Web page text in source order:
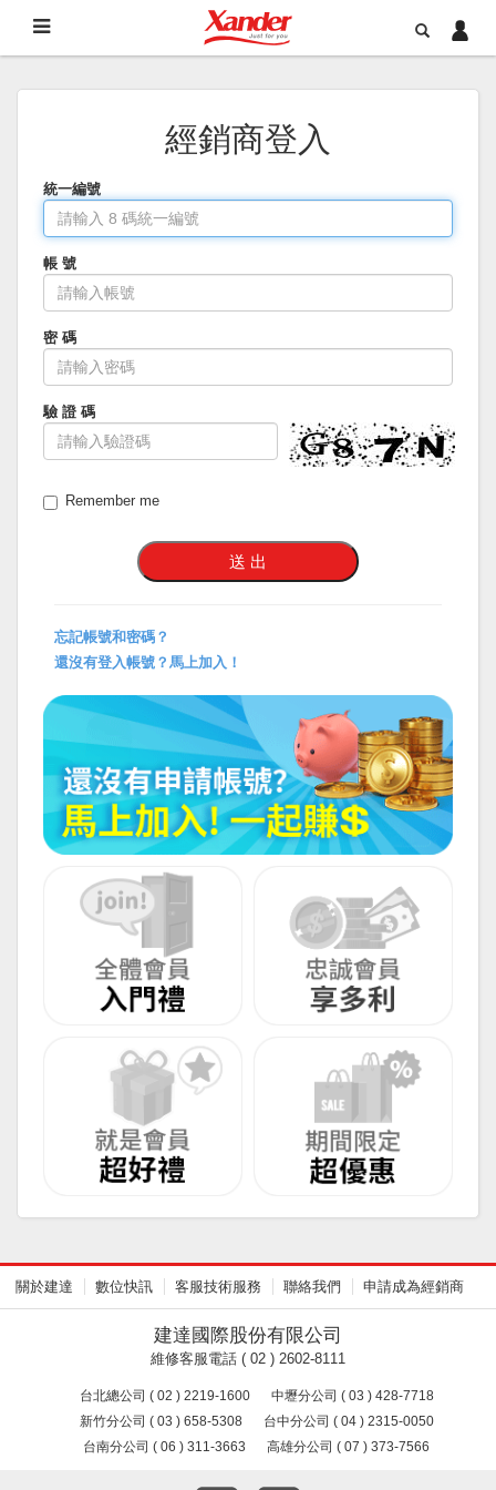
經銷商登入
統一編號
帳 號
密 碼
驗 證 碼
Remember me
忘記帳號和密碼？
還沒有登入帳號？馬上加入！
關於建達 數位快訊 客服技術服務 聯絡我們 申請成為經銷商
建達國際股份有限公司
維修客服電話 ( 02 ) 2602-8111
台北總公司 ( 02 ) 2219-1600
中壢分公司 ( 03 ) 428-7718
新竹分公司 ( 03 ) 658-5308
台中分公司 ( 04 ) 2315-0050
台南分公司 ( 06 ) 311-3663
高雄分公司 ( 07 ) 373-7566